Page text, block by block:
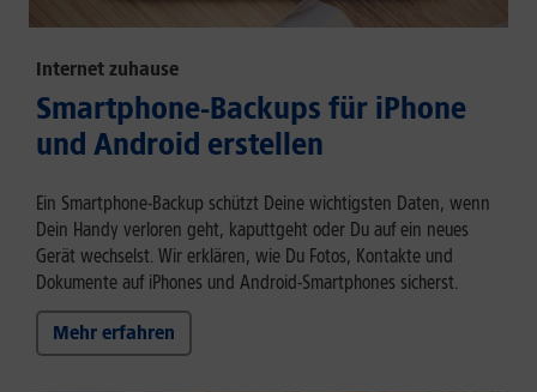
Internet zuhause
Smartphone-Backups für iPhone
und Android erstellen
Ein Smartphone-Backup schützt Deine wichtigsten Daten, wenn
Dein Handy verloren geht, kaputtgeht oder Du auf ein neues
Gerät wechselst. Wir erklären, wie Du Fotos, Kontakte und
Dokumente auf iPhones und Android-Smartphones sicherst.
Mehr erfahren